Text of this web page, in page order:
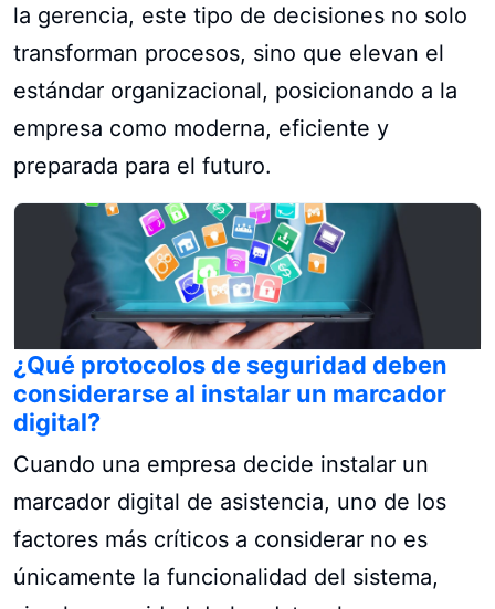
la gerencia, este tipo de decisiones no solo
transforman procesos, sino que elevan el
estándar organizacional, posicionando a la
empresa como moderna, eficiente y
preparada para el futuro.
¿Qué protocolos de seguridad deben
considerarse al instalar un marcador
digital?
Cuando una empresa decide instalar un
marcador digital de asistencia, uno de los
factores más críticos a considerar no es
únicamente la funcionalidad del sistema,